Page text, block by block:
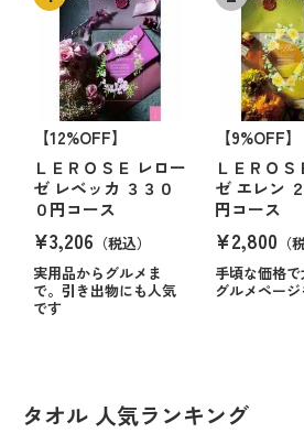
【12%OFF】
ＬＥＲＯＳＥ レロー
ゼ レベッカ ３３０
０円コース
¥3,206 （税込）
実用品からグルメま
で。引き出物にも人気
です
【9%OFF】
ＬＥＲＯＳ
ゼ エレン
円コース
¥2,800 （
手頃な価格で
グルメページ
タオル 人気ランキング